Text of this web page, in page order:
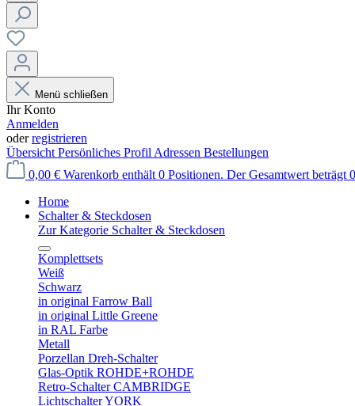
Menü schließen
Ihr Konto
Anmelden
oderregistrieren
Übersicht Persönliches Profil Adressen Bestellungen
0,00 € Warenkorb enthält 0 Positionen. Der Gesamtwert beträgt
Home
Schalter & Steckdosen
Zur Kategorie Schalter & Steckdosen
Komplettsets
Weiß
Schwarz
in original Farrow Ball
in original Little Greene
in RAL Farbe
Metall
Porzellan Dreh-Schalter
Glas-Optik ROHDE+ROHDE
Retro-Schalter CAMBRIDGE
Lichtschalter YORK